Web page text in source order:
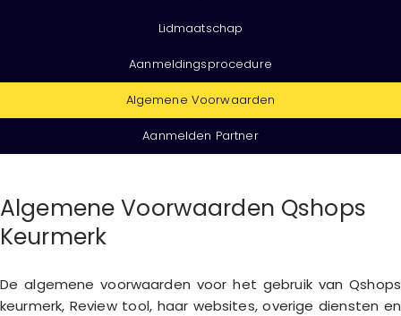
Lidmaatschap
Aanmeldingsprocedure
Algemene Voorwaarden
Aanmelden Partner
Algemene Voorwaarden Qshops
Keurmerk
De algemene voorwaarden voor het gebruik van Qshops
keurmerk, Review tool, haar websites, overige diensten en